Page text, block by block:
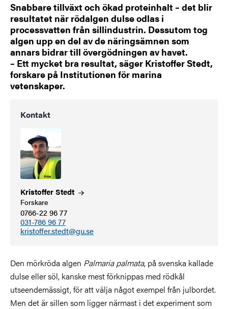
Snabbare tillväxt och ökad proteinhalt – det blir
resultatet när rödalgen dulse odlas i
processvatten från sillindustrin. Dessutom tog
algen upp en del av de näringsämnen som
annars bidrar till övergödningen av havet.
– Ett mycket bra resultat, säger Kristoffer Stedt,
forskare på Institutionen för marina
vetenskaper.
Kontakt
KristofferStedt
Forskare
0766-22 96 77
031-786 96 77
kristoffer.stedt@gu.se
Den mörkröda algen Palmaria palmata, på svenska kallade
dulse eller söl, kanske mest förknippas med rödkål
utseendemässigt, för att välja något exempel från julbordet.
Men det är sillen som ligger närmast i det experiment som